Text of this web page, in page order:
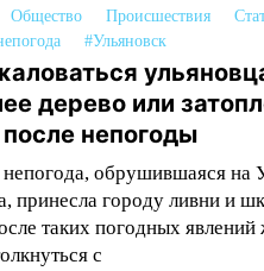
Общество Происшествия
#Ульяновск
дерево или
непогоды
обрушившаяся на
принесла городу ливни и
таких погодных явлений
с